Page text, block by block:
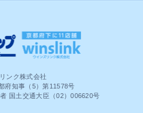
ンク株式会社
府知事（5）第11578号
国土交通大臣（02）006620号